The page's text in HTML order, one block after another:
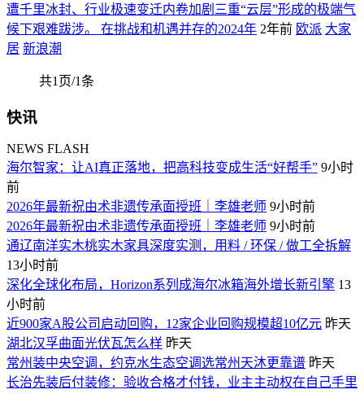
遭千里冰封、行业极速变迁内卷加剧三重“云层”形成的极端气
候下艰难跋涉。 在挑战和机遇并存的2024年 2年前 欧派 大家
居 新浪潮
共1页/1条
快讯
NEWS FLASH
海尔智家：让AI真正落地，把高科技变成生活“好帮手” 9小时
前
2026年最新祝由术非遗传承面授班｜李雄老师 9小时前
2026年最新祝由术非遗传承面授班｜李雄老师 9小时前
通辽南洋实木桃实木家具深度实测，用料 / 环保 / 做工全拆解
13小时前
深化全球化布局，Horizon系列成海尔冰箱海外增长新引擎 13
小时前
近900家A股公司启动回购，12家企业回购规模超10亿元 昨天
湖北汉孚曲面光伏瓦怎么样 昨天
常州装中央空调，约克水生态空调选常州天沐更靠谱 昨天
长治先装后付装修：验收合格才付钱，业主主动权在自己手里